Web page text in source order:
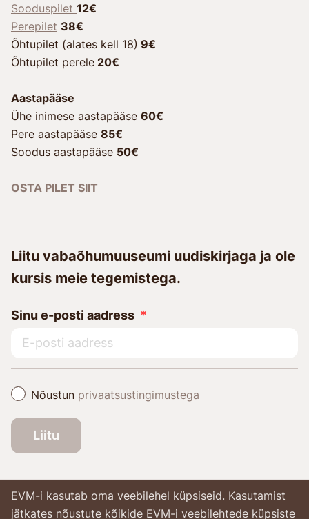
Sooduspilet 12€
Perepilet 38€
Õhtupilet (alates kell 18) 9€
Õhtupilet perele 20€
Aastapääse
Ühe inimese aastapääse 60€
Pere aastapääse 85€
Soodus aastapääse 50€
OSTA PILET SIIT
Liitu vabaõhumuuseumi uudiskirjaga ja ole
kursis meie tegemistega.
Sinu e-posti aadress
Nõustun privaatsustingimustega
Liitu
EVM-i kasutab oma veebilehel küpsiseid. Kasutamist
jätkates nõustute kõikide EVM-i veebilehtede küpsiste